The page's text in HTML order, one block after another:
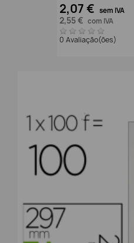
2,07 € sem IVA
2,55 € com IVA
0 Avaliação(ões)